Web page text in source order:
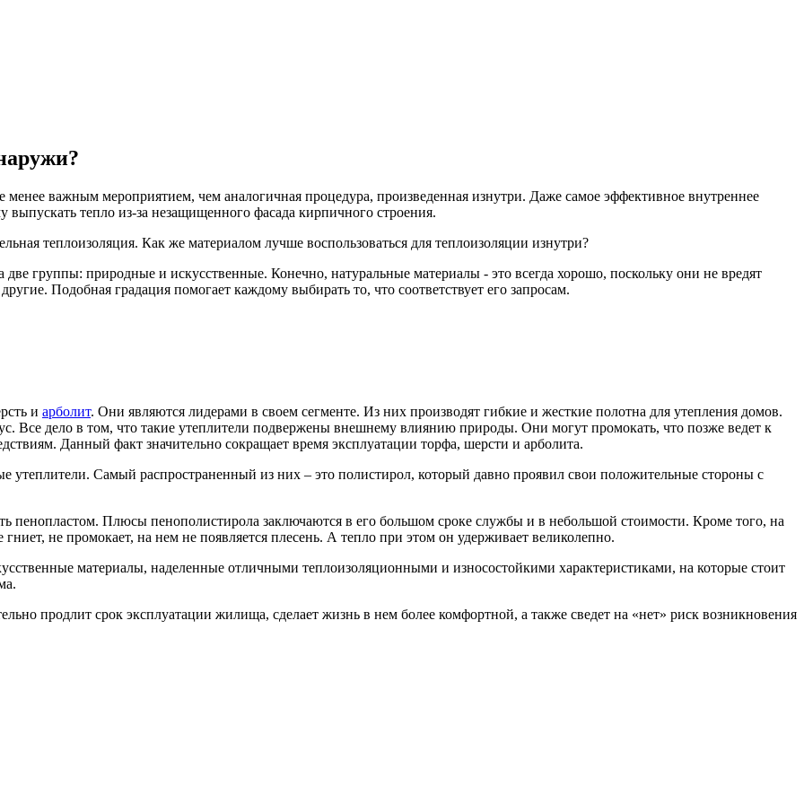
менее важным мероприятием, чем аналогичная процедура, произведенная изнутри. Даже самое эффективное внутреннее
выпускать тепло из-за незащищенного фасада кирпичного строения.
теплоизоляция. Как же материалом лучше воспользоваться для теплоизоляции изнутри?
группы: природные и искусственные. Конечно, натуральные материалы - это всегда хорошо, поскольку они не вредят
Подобная градация помогает каждому выбирать то, что соответствует его запросам.
и арболит. Они являются лидерами в своем сегменте. Из них производят гибкие и жесткие полотна для утепления домов.
Все дело в том, что такие утеплители подвержены внешнему влиянию природы. Они могут промокать, что позже ведет к
Данный факт значительно сокращает время эксплуатации торфа, шерсти и арболита.
утеплители. Самый распространенный из них – это полистирол, который давно проявил свои положительные стороны с
пенопластом. Плюсы пенополистирола заключаются в его большом сроке службы и в небольшой стоимости. Кроме того, на
не промокает, на нем не появляется плесень. А тепло при этом он удерживает великолепно.
материалы, наделенные отличными теплоизоляционными и износостойкими характеристиками, на которые стоит
продлит срок эксплуатации жилища, сделает жизнь в нем более комфортной, а также сведет на «нет» риск возникновения